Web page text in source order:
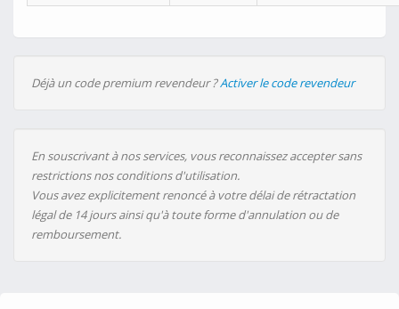
Déjà un code premium revendeur ?Activer le code revendeur
En souscrivant à nos services, vous reconnaissez accepter sans
restrictions nos conditions d'utilisation.
Vous avez explicitement renoncé à votre délai de rétractation
légal de 14 jours ainsi qu'à toute forme d'annulation ou de
remboursement.